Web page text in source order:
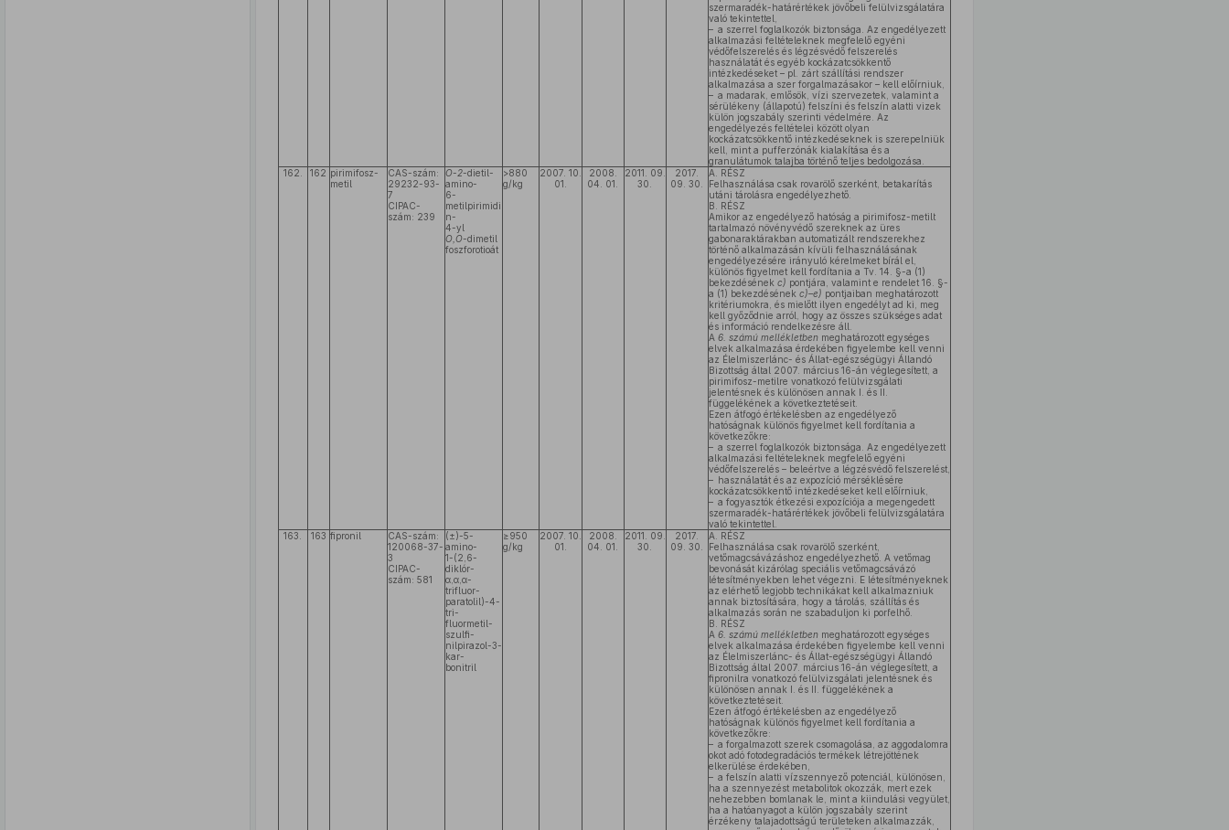
szermaradék-határértékek jövőbeli felülvizsgálatára
való tekintettel,
– a szerrel foglalkozók biztonsága. Az engedélyezett
alkalmazási feltételeknek megfelelő egyéni
védőfelszerelés és légzésvédő felszerelés
használatát és egyéb kockázatcsökkentő
intézkedéseket – pl. zárt szállítási rendszer
alkalmazása a szer forgalmazásakor – kell előírniuk,
– a madarak, emlősök, vízi szervezetek, valamint a
sérülékeny (állapotú) felszíni és felszín alatti vizek
külön jogszabály szerinti védelmére. Az
engedélyezés feltételei között olyan
kockázatcsökkentő intézkedéseknek is szerepelniük
kell, mint a pufferzónák kialakítása és a
granulátumok talajba történő teljes bedolgozása.
162.
162 pirimifosz-
metil
CAS-szám:
29232-93-
7
CIPAC-
szám: 239
O-2-dietil-
amino-
6-
metilpirimidi
n-
4-yl
O,O-dimetil
foszforotioát
>880
g/kg
2007. 10.
01.
2008.
04. 01.
2011. 09.
30.
2017.
09. 30.
A. RÉSZ
Felhasználása csak rovarölő szerként, betakarítás
utáni tárolásra engedélyezhető.
B. RÉSZ
Amikor az engedélyező hatóság a pirimifosz-metilt
tartalmazó növényvédő szereknek az üres
gabonaraktárakban automatizált rendszerekhez
történő alkalmazásán kívüli felhasználásának
engedélyezésére irányuló kérelmeket bírál el,
különös figyelmet kell fordítania a Tv. 14. §-a (1)
bekezdésének c) pontjára, valamint e rendelet 16. §-
a (1) bekezdésének c)–e) pontjaiban meghatározott
kritériumokra, és mielőtt ilyen engedélyt ad ki, meg
kell győződnie arról, hogy az összes szükséges adat
és információ rendelkezésre áll.
A 6. számú mellékletben meghatározott egységes
elvek alkalmazása érdekében figyelembe kell venni
az Élelmiszerlánc- és Állat-egészségügyi Állandó
Bizottság által 2007. március 16-án véglegesített, a
pirimifosz-metilre vonatkozó felülvizsgálati
jelentésnek és különösen annak I. és II.
függelékének a következtetéseit.
Ezen átfogó értékelésben az engedélyező
hatóságnak különös figyelmet kell fordítania a
következőkre:
– a szerrel foglalkozók biztonsága. Az engedélyezett
alkalmazási feltételeknek megfelelő egyéni
védőfelszerelés – beleértve a légzésvédő felszerelést,
– használatát és az expozíció mérséklésére
kockázatcsökkentő intézkedéseket kell előírniuk,
– a fogyasztók étkezési expozíciója a megengedett
szermaradék-határértékek jövőbeli felülvizsgálatára
való tekintettel.
163.
163 fipronil
CAS-szám:
120068-37-
3
CIPAC-
szám: 581
(±)-5-
amino-
1-(2,6-
diklór-
α,α,α-
trifluor-
paratolil)-4-
tri-
fluormetil-
szulfi-
nilpirazol-3-
kar-
bonitril
≥950
g/kg
2007. 10.
01.
2008.
04. 01.
2011. 09.
30.
2017.
09. 30.
A. RÉSZ
Felhasználása csak rovarölő szerként,
vetőmagcsávázáshoz engedélyezhető. A vetőmag
bevonását kizárólag speciális vetőmagcsávázó
létesítményekben lehet végezni. E létesítményeknek
az elérhető legjobb technikákat kell alkalmazniuk
annak biztosítására, hogy a tárolás, szállítás és
alkalmazás során ne szabaduljon ki porfelhő.
B. RÉSZ
A 6. számú mellékletbenmeghatározott egységes
elvek alkalmazása érdekében figyelembe kell venni
az Élelmiszerlánc- és Állat-egészségügyi Állandó
Bizottság által 2007. március 16-án véglegesített, a
fipronilra vonatkozó felülvizsgálati jelentésnek és
különösen annak I. és II. függelékének a
következtetéseit.
Ezen átfogó értékelésben az engedélyező
hatóságnak különös figyelmet kell fordítania a
következőkre:
– a forgalmazott szerek csomagolása, az aggodalomra
okot adó fotodegradációs termékek létrejöttének
elkerülése érdekében,
– a felszín alatti vízszennyező potenciál, különösen,
ha a szennyezést metabolitok okozzák, mert ezek
nehezebben bomlanak le, mint a kiindulási vegyület,
ha a hatóanyagot a külön jogszabály szerint
érzékeny talajadottságú területeken alkalmazzák,